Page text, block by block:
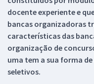
docente experiente e
bancas organizadoras
características das
organização de
uma tem a sua forma
seletivos.